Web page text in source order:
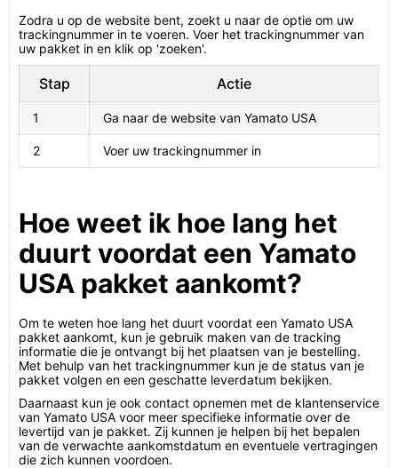
Zodra u op de website bent, zoekt u naar de optie om uw
trackingnummer in te voeren. Voer het trackingnummer van
uw pakket in en klik op 'zoeken'.
Stap Actie
1 Ga naar de website van Yamato USA
2 Voer uw trackingnummer in
Hoe weet ik hoe lang het
duurt voordat een Yamato
USA pakket aankomt?
Om te weten hoe lang het duurt voordat een Yamato USA
pakket aankomt, kun je gebruik maken van de tracking
informatie die je ontvangt bij het plaatsen van je bestelling.
Met behulp van het trackingnummer kun je de status van je
pakket volgen en een geschatte leverdatum bekijken.
Daarnaast kun je ook contact opnemen met de klantenservice
van Yamato USA voor meer specifieke informatie over de
levertijd van je pakket. Zij kunnen je helpen bij het bepalen
van de verwachte aankomstdatum en eventuele vertragingen
die zich kunnen voordoen.